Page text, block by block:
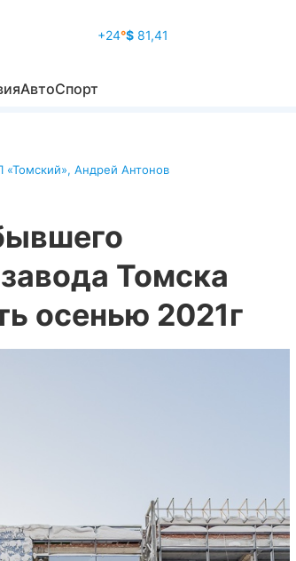
+24°$ 81,41
АвтоСпорт
«Томский», Андрей Антонов
Томска
осенью 2021г